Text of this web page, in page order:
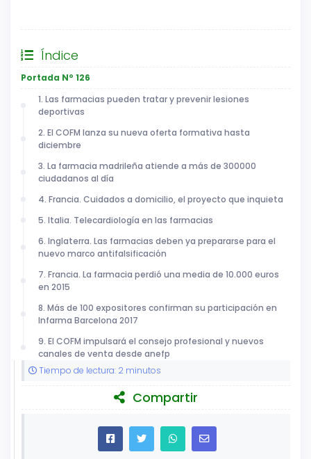
Índice
Portada Nº 126
1. Las farmacias pueden tratar y prevenir lesiones
deportivas
2. El COFM lanza su nueva oferta formativa hasta
diciembre
3. La farmacia madrileña atiende a más de 300000
ciudadanos al día
4. Francia. Cuidados a domicilio, el proyecto que inquieta
5. Italia. Telecardiología en las farmacias
6. Inglaterra. Las farmacias deben ya prepararse para el
nuevo marco antifalsificación
7. Francia. La farmacia perdió una media de 10.000 euros
en 2015
8. Más de 100 expositores confirman su participación en
Infarma Barcelona 2017
9. El COFM impulsará el consejo profesional y nuevos
canales de venta desde anefp
Tiempo de lectura: 2 minutos
Compartir